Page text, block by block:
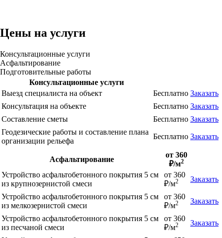
Цены на услуги
Консультационные услуги
Асфальтирование
Подготовительные работы
Консультационные услуги
Выезд специалиста на объект
Бесплатно Заказать
Консультация на объекте
Бесплатно Заказать
Составление сметы
Бесплатно Заказать
Геодезические работы и составление плана
организации рельефа
Бесплатно Заказать
Асфальтирование
от 360
₽/м2
Устройство асфальтобетонного покрытия 5 см
из крупнозернистой смеси
от 360
₽/м2 Заказать
Устройство асфальтобетонного покрытия 5 см
из мелкозернистой смеси
от 360
₽/м2 Заказать
Устройство асфальтобетонного покрытия 5 см
из песчаной смеси
от 360
₽/м2 Заказать